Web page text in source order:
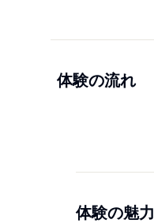
体験の流れ
体験の魅力